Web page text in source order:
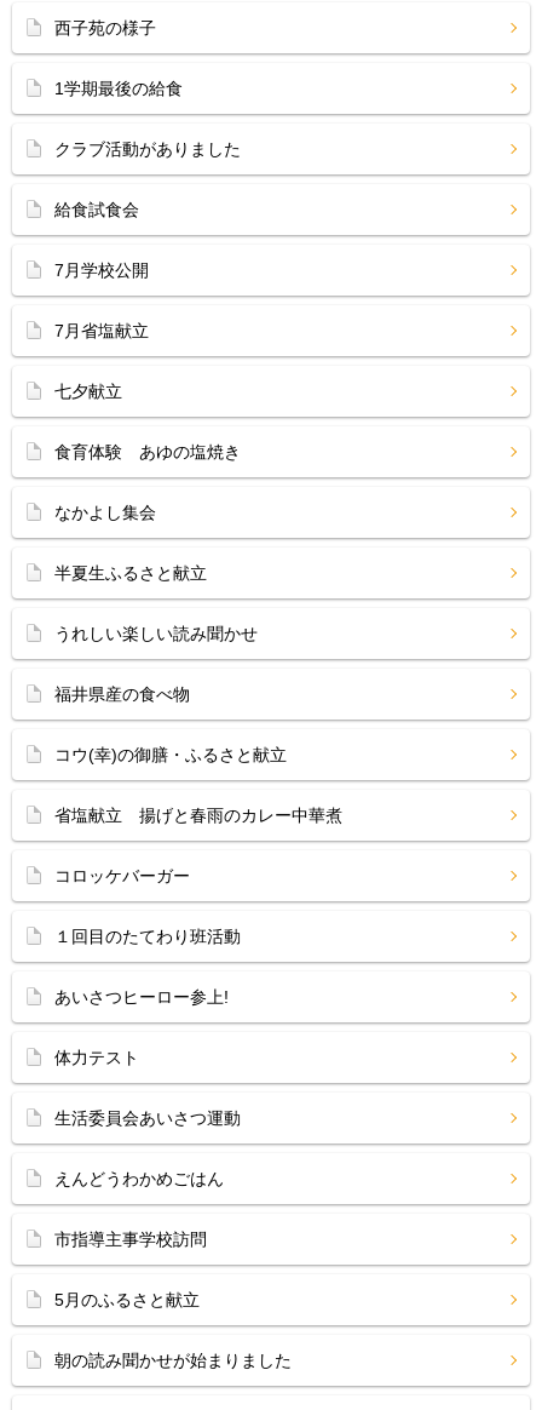
西子苑の様子
1学期最後の給食
クラブ活動がありました
給食試食会
7月学校公開
7月省塩献立
七夕献立
食育体験 あゆの塩焼き
なかよし集会
半夏生ふるさと献立
うれしい楽しい読み聞かせ
福井県産の食べ物
コウ(幸)の御膳・ふるさと献立
省塩献立 揚げと春雨のカレー中華煮
コロッケバーガー
１回目のたてわり班活動
あいさつヒーロー参上!
体力テスト
生活委員会あいさつ運動
えんどうわかめごはん
市指導主事学校訪問
5月のふるさと献立
朝の読み聞かせが始まりました